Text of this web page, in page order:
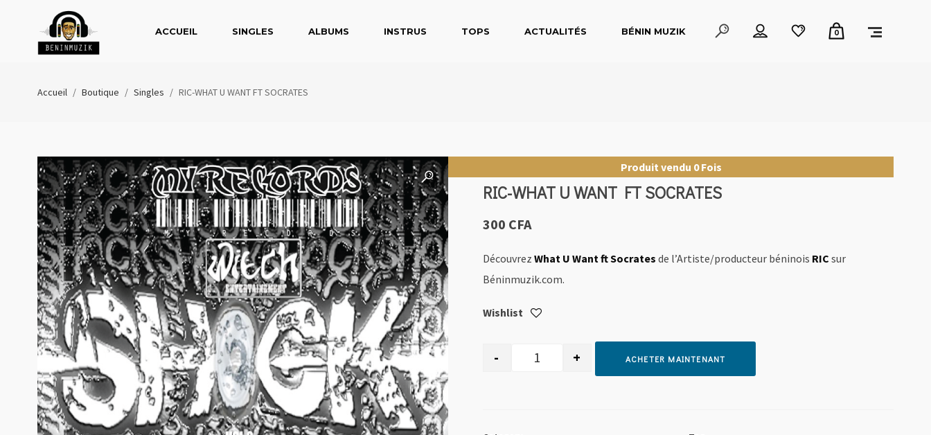
ACCUEIL SINGLES ALBUMS INSTRUS TOPS ACTUALITÉS BÉNIN MUZIK 0
Accueil / Boutique / Singles / RIC-WHAT U WANT FT SOCRATES
Produit vendu 0 Fois
RIC-WHAT U WANT FT SOCRATES
300 CFA
Découvrez What U Want ft Socrates de l’Artiste/producteur béninois RIC sur
Béninmuzik.com.
Wishlist
- + ACHETER MAINTENANT